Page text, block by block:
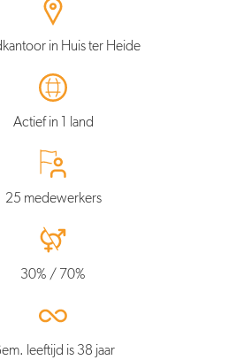
in Huis ter Heide
Actief in 1 land
25 medewerkers
30% / 70%
leeftijd is 38 jaar